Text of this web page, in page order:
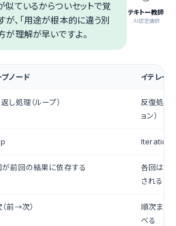
テキトー教師
.AI認定講師
似ているからついセットで覚
が、「用途が根本的に違う別
が理解が早いですよ。
ノード イテレー
し処理（ループ）
反復処理
ョン）
Iteration
が前回の結果に依存する
各回は独
される
前→次）
順次また
べる